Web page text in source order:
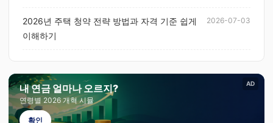
2026년 주택 청약 전략 방법과 자격 기준 쉽게
이해하기
2026-07-03
AD
내 연금 얼마나 오르지?
연령별 2026 개혁 시뮬
확인